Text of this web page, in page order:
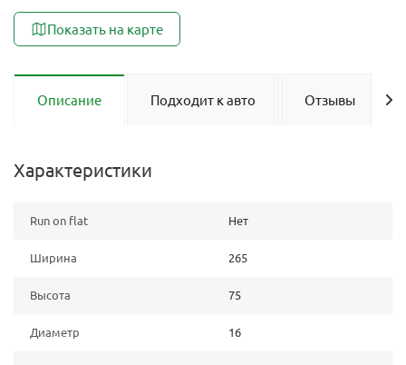
Показать на карте
Описание Подходит к авто Отзывы
Характеристики
Run on flat Нет
Ширина 265
Высота 75
Диаметр 16